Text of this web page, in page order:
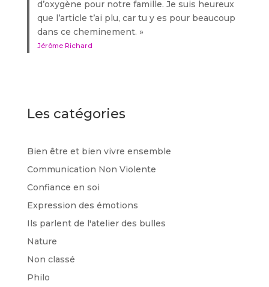
d’oxygène pour notre famille. Je suis heureux
que l’article t’ai plu, car tu y es pour beaucoup
dans ce cheminement. »
Jérôme Richard
Les catégories
Bien être et bien vivre ensemble
Communication Non Violente
Confiance en soi
Expression des émotions
Ils parlent de l'atelier des bulles
Nature
Non classé
Philo